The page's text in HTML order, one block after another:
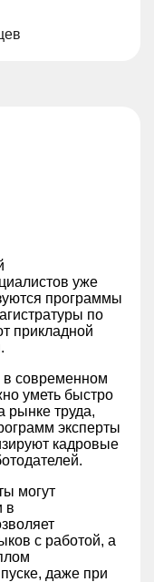
уже
программы
по
прикладной
современном
уметь быстро
рынке труда,
эксперты
кадровые
могут
в
с работой, а
даже при